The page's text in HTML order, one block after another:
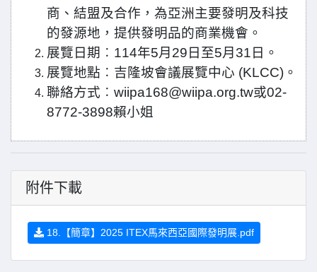
商、結盟及合作，為亞洲主要發明及科技
的發源地，提供發明品的商業機會。
展覽日期︰ 114年5月 29 日至5月 31 日。
展覽地點︰吉隆坡會議展覽中心 (KLCC) 。
聯絡方式︰ wiipa168@wiipa.org.tw或02-
8772-3898賴小姐
附件下載
18.【簡章】2025 ITEX馬來西亞國際發明展.pdf